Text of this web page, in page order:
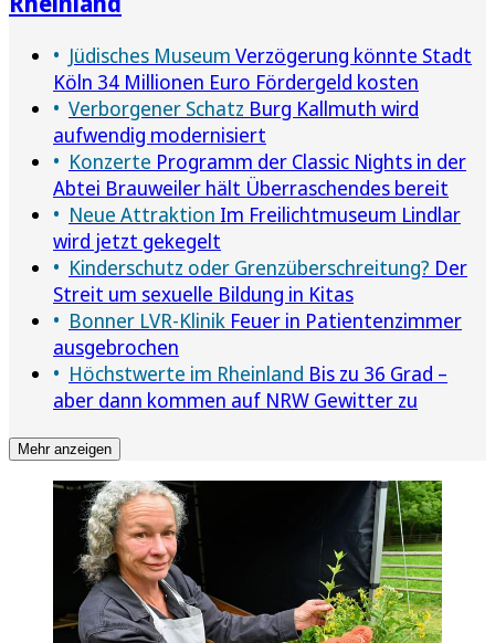
Jüdisches Museum Verzögerung könnte Stadt
Köln 34 Millionen Euro Fördergeld kosten
Verborgener Schatz Burg Kallmuth wird
aufwendig modernisiert
Konzerte Programm der Classic Nights in der
Abtei Brauweiler hält Überraschendes bereit
Neue Attraktion Im Freilichtmuseum Lindlar
wird jetzt gekegelt
Kinderschutz oder Grenzüberschreitung? Der
Streit um sexuelle Bildung in Kitas
Bonner LVR-Klinik Feuer in Patientenzimmer
ausgebrochen
Höchstwerte im Rheinland Bis zu 36 Grad –
aber dann kommen auf NRW Gewitter zu
Mehr anzeigen